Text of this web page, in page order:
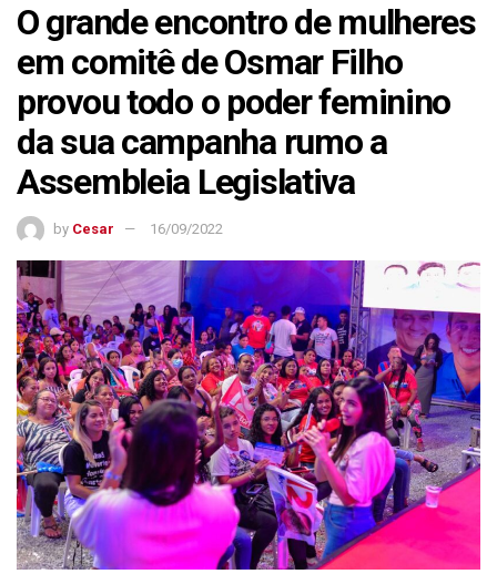
O grande encontro de mulheres
em comitê de Osmar Filho
provou todo o poder feminino
da sua campanha rumo a
Assembleia Legislativa
by Cesar 16/09/2022